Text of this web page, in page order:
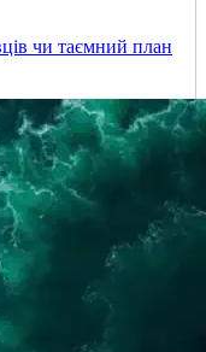
чи таємний план